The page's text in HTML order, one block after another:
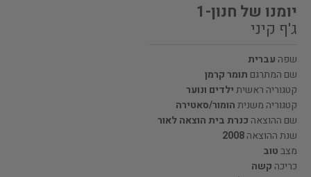
יומנו של חנון-1
ג'ף קיני
שפה עברית
שם המתרגם תומר קרמן
קטגוריה ראשיתילדים ונוער
קטגוריה משניתהומור/סאטירה
שם ההוצאה כנרת בית הוצאה לאור
שנת ההוצאה2008
מצבטוב
כריכה קשה